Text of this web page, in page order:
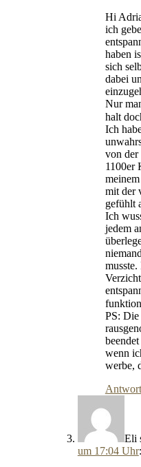
Hi
ich
haben
sich
dabei
Nur
halt
Ich
von der
1100er
mit der
gefühlt
Ich
jedem
PS:
wenn
werbe,
Eli
um 17:04 Uhr: